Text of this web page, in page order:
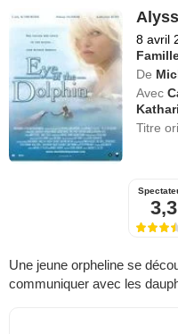
8 avril
De
Avec
Titre
3,3
Une jeune orpheline se
communiquer avec les